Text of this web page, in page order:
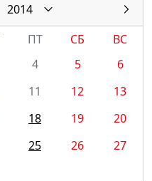
2014
ПТ СБ
ВС
4 5
6
11 12
13
18 19
20
25 26
27